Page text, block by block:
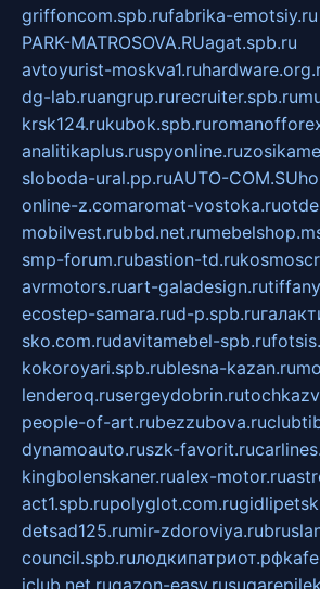
griffoncom.spb.rufabrika-emotsiy.ru
PARK-MATROSOVA.RUagat.spb.ru
avtoyurist-moskva1.ru
dg-lab.ruangrup.rurecruiter.spb.ru
krsk124.rukubok.spb.ru
analitikaplus.ruspyonline.ru
sloboda-ural.pp.ruAUTO-COM.SU
online-z.comaromat-vostoka.ru
mobilvest.rubbd.net.ru
smp-forum.rubastion-td.ru
avrmotors.ruart-galadesign.ru
ecostep-samara.rud-p.spb.ru
sko.com.rudavitamebel-spb.ru
kokoroyari.spb.rublesna-kazan.ru
lenderoq.rusergeydobrin.ru
people-of-art.rubezzubova.ru
dynamoauto.ruszk-favorit.ru
kingbolenskaner.rualex-motor.ru
act1.spb.rupolyglot.com.ru
detsad125.rumir-zdoroviya.ru
council.spb.ruлодкипатриот.рф
iclub.net.rugazon-easy.ru